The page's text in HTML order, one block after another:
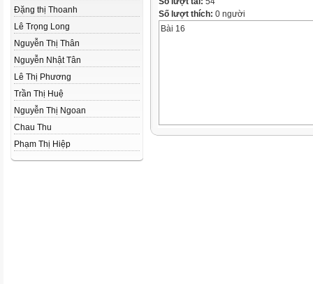
Đặng thị Thoanh
Lê Trọng Long
Nguyễn Thị Thân
Nguyễn Nhật Tân
Lê Thị Phương
Trần Thị Huệ
Nguyễn Thị Ngoan
Chau Thu
Phạm Thị Hiệp
Số lượt thích: 0 người
Bài 16